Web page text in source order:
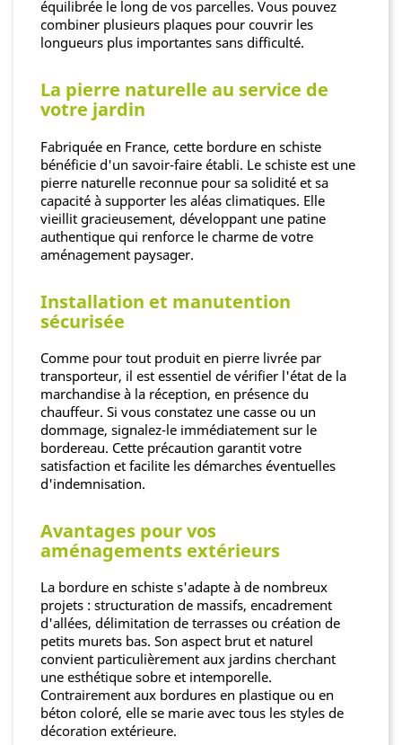
équilibrée le long de vos parcelles. Vous pouvez
combiner plusieurs plaques pour couvrir les
longueurs plus importantes sans difficulté.
La pierre naturelle au service de
votre jardin
Fabriquée en France, cette bordure en schiste
bénéficie d'un savoir-faire établi. Le schiste est une
pierre naturelle reconnue pour sa solidité et sa
capacité à supporter les aléas climatiques. Elle
vieillit gracieusement, développant une patine
authentique qui renforce le charme de votre
aménagement paysager.
Installation et manutention
sécurisée
Comme pour tout produit en pierre livrée par
transporteur, il est essentiel de vérifier l'état de la
marchandise à la réception, en présence du
chauffeur. Si vous constatez une casse ou un
dommage, signalez-le immédiatement sur le
bordereau. Cette précaution garantit votre
satisfaction et facilite les démarches éventuelles
d'indemnisation.
Avantages pour vos
aménagements extérieurs
La bordure en schiste s'adapte à de nombreux
projets : structuration de massifs, encadrement
d'allées, délimitation de terrasses ou création de
petits murets bas. Son aspect brut et naturel
convient particulièrement aux jardins cherchant
une esthétique sobre et intemporelle.
Contrairement aux bordures en plastique ou en
béton coloré, elle se marie avec tous les styles de
décoration extérieure.